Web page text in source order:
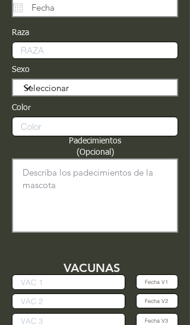
Raza
Sexo
Color
Padecimientos
(Opcional)
VACUNAS